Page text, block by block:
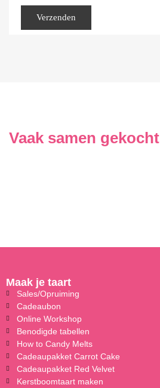
Vaak samen gekocht
Maak je taart
Sales/Opruiming
Cadeaubon
Online Workshop
Benodigde tabellen
How to Candy Melts
Cadeaupakket Carrot Cake
Cadeaupakket Red Velvet
Kerstboomtaart maken